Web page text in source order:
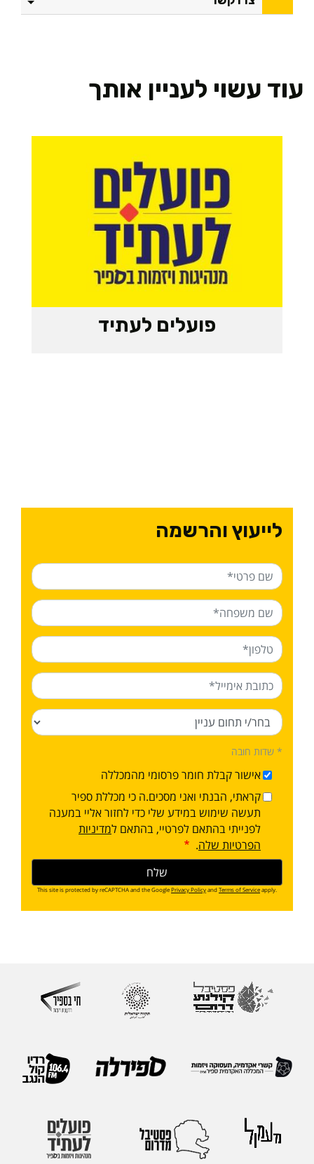
עוד עשוי לעניין אותך
פועלים לעתיד
לייעוץ והרשמה
* שדות חובה
אישור קבלת חומר פרסומי מהמכללה
קראתי, הבנתי ואני מסכים.ה כי מכללת ספיר
תעשה שימוש במידע שלי כדי לחזור אליי במענה
לפנייתי בהתאם לפרטיי, בהתאם ל מדיניות
הפרטיות שלה.
This site is protected by reCAPTCHA and the GooglePrivacy PolicyandTerms of Serviceapply.